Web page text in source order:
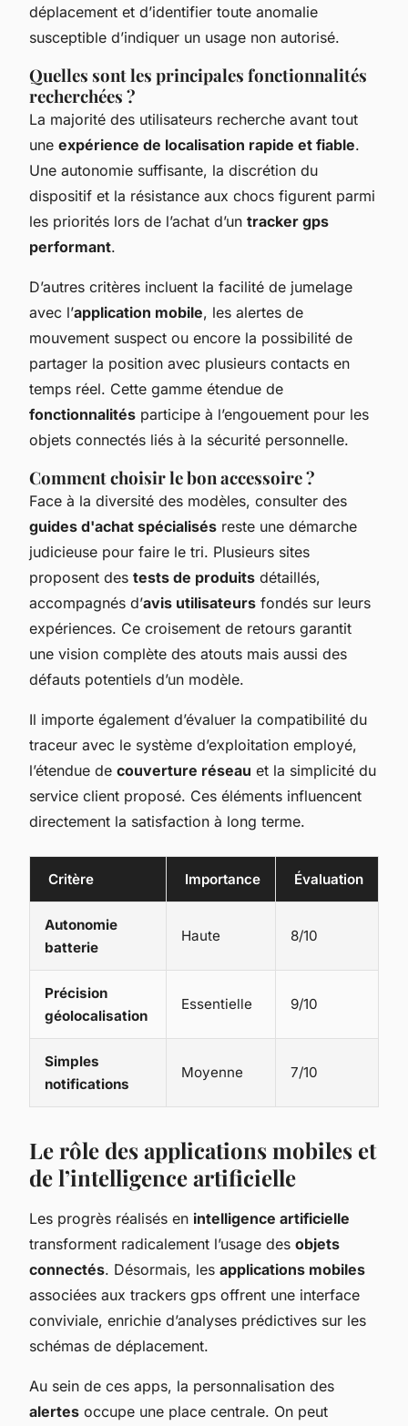
déplacement et d’identifier toute anomalie
susceptible d’indiquer un usage non autorisé.
Quelles sont les principales fonctionnalités
recherchées ?
La majorité des utilisateurs recherche avant tout
une expérience de localisation rapide et fiable.
Une autonomie suffisante, la discrétion du
dispositif et la résistance aux chocs figurent parmi
les priorités lors de l’achat d’un tracker gps
performant.
D’autres critères incluent la facilité de jumelage
avec l’application mobile, les alertes de
mouvement suspect ou encore la possibilité de
partager la position avec plusieurs contacts en
temps réel. Cette gamme étendue de
fonctionnalités participe à l’engouement pour les
objets connectés liés à la sécurité personnelle.
Comment choisir le bon accessoire ?
Face à la diversité des modèles, consulter des
guides d'achat spécialisés reste une démarche
judicieuse pour faire le tri. Plusieurs sites
proposent des tests de produits détaillés,
accompagnés d’avis utilisateurs fondés sur leurs
expériences. Ce croisement de retours garantit
une vision complète des atouts mais aussi des
défauts potentiels d’un modèle.
Il importe également d’évaluer la compatibilité du
traceur avec le système d’exploitation employé,
l’étendue de couverture réseau et la simplicité du
service client proposé. Ces éléments influencent
directement la satisfaction à long terme.
Critère Importance Évaluation
Autonomie
batterie
Haute 8/10
Précision
géolocalisation
Essentielle 9/10
Simples
notifications
Moyenne 7/10
Le rôle des applications mobiles et
de l’intelligence artificielle
Les progrès réalisés en intelligence artificielle
transforment radicalement l’usage des objets
connectés. Désormais, les applications mobiles
associées aux trackers gps offrent une interface
conviviale, enrichie d’analyses prédictives sur les
schémas de déplacement.
Au sein de ces apps, la personnalisation des
alertes occupe une place centrale. On peut